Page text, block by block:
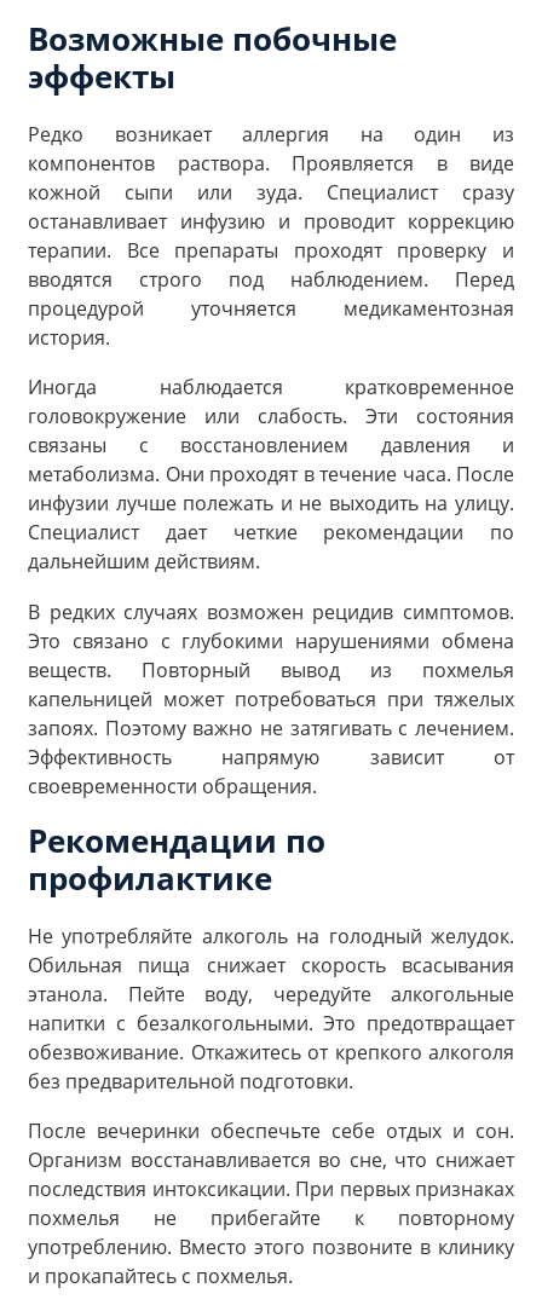
Возможные побочные
эффекты
Редко возникает аллергия на один из
компонентов раствора. Проявляется в виде
кожной сыпи или зуда. Специалист сразу
останавливает инфузию и проводит коррекцию
терапии. Все препараты проходят проверку и
вводятся строго под наблюдением. Перед
процедурой уточняется медикаментозная
история.
Иногда наблюдается кратковременное
головокружение или слабость. Эти состояния
связаны с восстановлением давления и
метаболизма. Они проходят в течение часа. После
инфузии лучше полежать и не выходить на улицу.
Специалист дает четкие рекомендации по
дальнейшим действиям.
В редких случаях возможен рецидив симптомов.
Это связано с глубокими нарушениями обмена
веществ. Повторный вывод из похмелья
капельницей может потребоваться при тяжелых
запоях. Поэтому важно не затягивать с лечением.
Эффективность напрямую зависит от
своевременности обращения.
Рекомендации по
профилактике
Не употребляйте алкоголь на голодный желудок.
Обильная пища снижает скорость всасывания
этанола. Пейте воду, чередуйте алкогольные
напитки с безалкогольными. Это предотвращает
обезвоживание. Откажитесь от крепкого алкоголя
без предварительной подготовки.
После вечеринки обеспечьте себе отдых и сон.
Организм восстанавливается во сне, что снижает
последствия интоксикации. При первых признаках
похмелья не прибегайте к повторному
употреблению. Вместо этого позвоните в клинику
и прокапайтесь с похмелья.